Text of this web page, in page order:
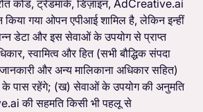
कोड, ट्रेडमार्क, डिज़ाइन, AdCreative.ai
किया गया ओपन एपीआई शामिल है, लेकिन इन्हीं
डेटा और इस सेवाओं के उपयोग से प्राप्त
स्वामित्व और हित (सभी बौद्धिक संपदा
और अन्य मालिकाना अधिकार सहित)
पास रहेंगे; (ख) सेवाओं के उपयोग की अनुमति
की सहमति किसी भी पहलू से